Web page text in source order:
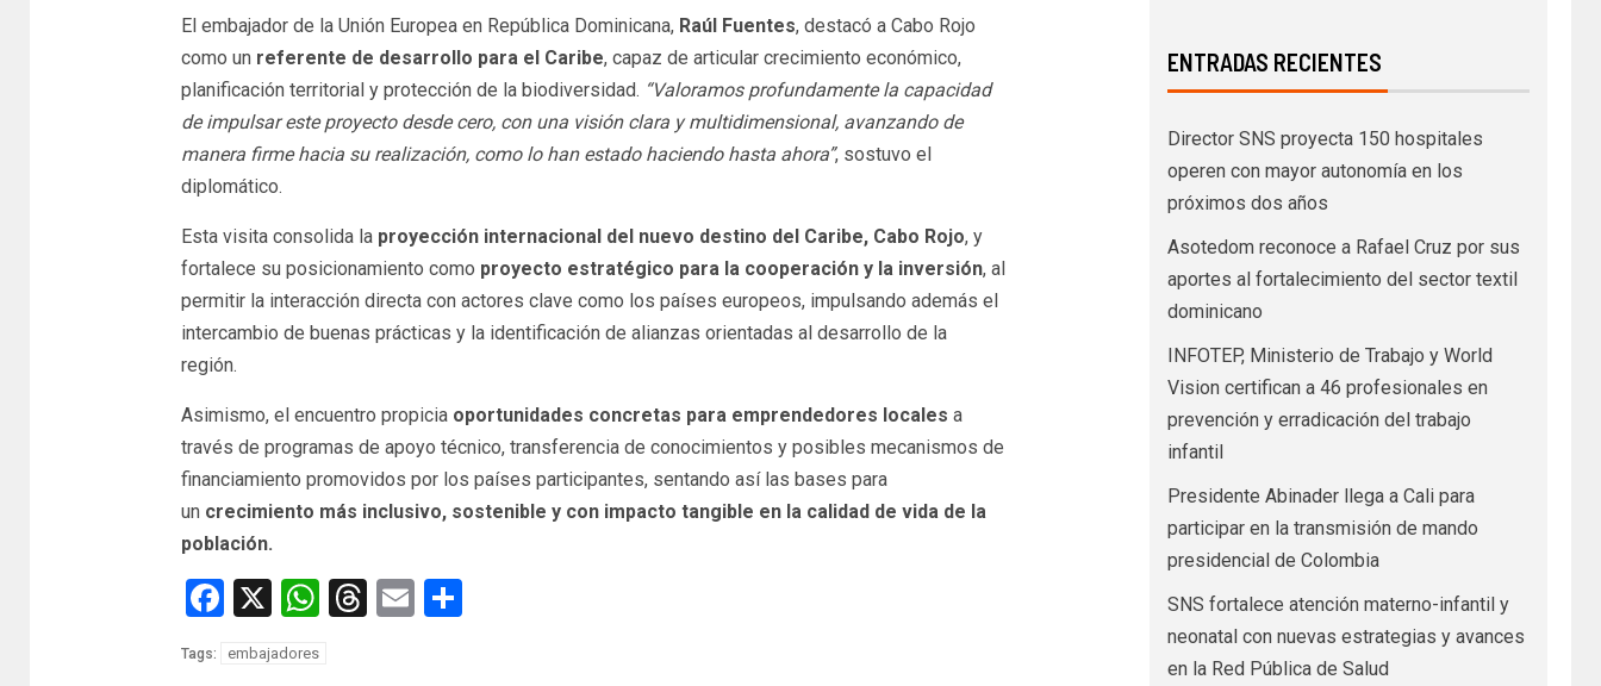
El embajador de la Unión Europea en República Dominicana, Raúl Fuentes, destacó a Cabo Rojo
como un referente de desarrollo para el Caribe, capaz de articular crecimiento económico,
planificación territorial y protección de la biodiversidad. “Valoramos profundamente la capacidad
de impulsar este proyecto desde cero, con una visión clara y multidimensional, avanzando de
manera firme hacia su realización, como lo han estado haciendo hasta ahora”, sostuvo el
diplomático.
Esta visita consolida la proyección internacional del nuevo destino del Caribe, Cabo Rojo, y
fortalece su posicionamiento como proyecto estratégico para la cooperación y la inversión, al
permitir la interacción directa con actores clave como los países europeos, impulsando además el
intercambio de buenas prácticas y la identificación de alianzas orientadas al desarrollo de la
región.
Asimismo, el encuentro propicia oportunidades concretas para emprendedores locales a
través de programas de apoyo técnico, transferencia de conocimientos y posibles mecanismos de
financiamiento promovidos por los países participantes, sentando así las bases para
un crecimiento más inclusivo, sostenible y con impacto tangible en la calidad de vida de la
población.
Facebook
X WhatsApp
Threads
EmailCompartir
Tags: embajadores
ENTRADAS RECIENTES
Director SNS proyecta 150 hospitales
operen con mayor autonomía en los
próximos dos años
Asotedom reconoce a Rafael Cruz por sus
aportes al fortalecimiento del sector textil
dominicano
INFOTEP, Ministerio de Trabajo y World
Vision certifican a 46 profesionales en
prevención y erradicación del trabajo
infantil
Presidente Abinader llega a Cali para
participar en la transmisión de mando
presidencial de Colombia
SNS fortalece atención materno-infantil y
neonatal con nuevas estrategias y avances
en la Red Pública de Salud